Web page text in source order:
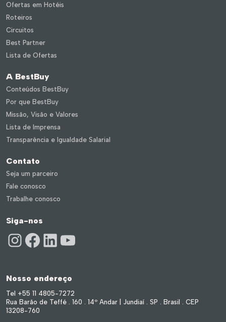
Ofertas em Hotéis
Roteiros
Circuitos
Best Partner
Lista de Ofertas
A BestBuy
Conteúdos BestBuy
Por que BestBuy
Missão, Visão e Valores
Lista de Imprensa
Transparência e Igualdade Salarial
Contato
Seja um parceiro
Fale conosco
Trabalhe conosco
Siga-nos
Nosso endereço
Tel +55 11 4805-7272
Rua Barão de Teffé . 160 . 14º Andar | Jundiaí . SP . Brasil . CEP
13208-760